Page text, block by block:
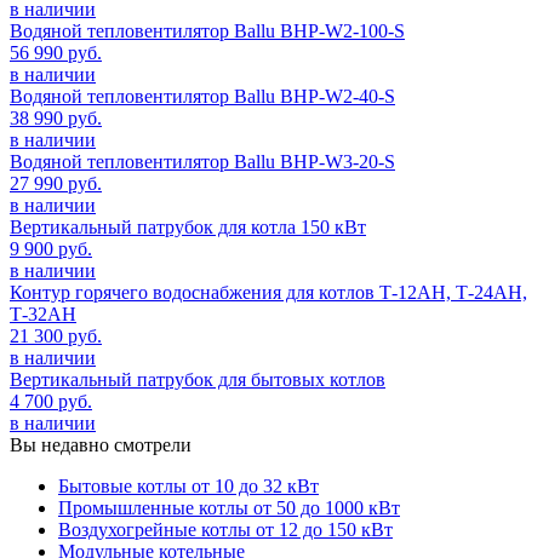
в наличии
Водяной тепловентилятор Ballu BHP-W2-100-S
56 990 руб.
в наличии
Водяной тепловентилятор Ballu BHP-W2-40-S
38 990 руб.
в наличии
Водяной тепловентилятор Ballu BHP-W3-20-S
27 990 руб.
в наличии
Вертикальный патрубок для котла 150 кВт
9 900 руб.
в наличии
Контур горячего водоснабжения для котлов Т-12АН, Т-24АН,
Т-32АН
21 300 руб.
в наличии
Вертикальный патрубок для бытовых котлов
4 700 руб.
в наличии
Вы недавно смотрели
Бытовые котлы от 10 до 32 кВт
Промышленные котлы от 50 до 1000 кВт
Воздухогрейные котлы от 12 до 150 кВт
Модульные котельные